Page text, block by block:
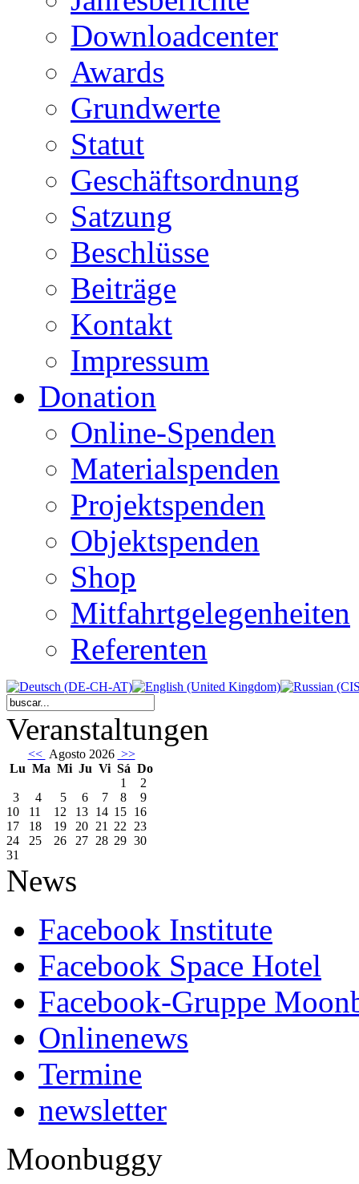
Downloadcenter
Awards
Grundwerte
Statut
Geschäftsordnung
Satzung
Beschlüsse
Beiträge
Kontakt
Impressum
Donation
Online-Spenden
Materialspenden
Projektspenden
Objektspenden
Shop
Mitfahrtgelegenheiten
Referenten
Veranstaltungen
<< Agosto 2026 >>
Lu Ma Mi Ju Vi Sá Do
1
2
3
4 5 6 7 8
9
10
11 12 13 14 15 16
17
18 19 20 21 22 23
24
25 26 27 28 29 30
31
News
Facebook Institute
Facebook Space Hotel
Facebook-Gruppe
Onlinenews
Termine
newsletter
Moonbuggy